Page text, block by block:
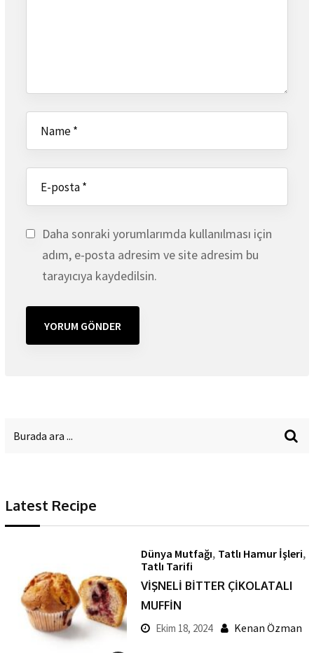
Daha sonraki yorumlarımda kullanılması için
adım, e-posta adresim ve site adresim bu
tarayıcıya kaydedilsin.
Latest Recipe
Dünya Mutfağı, Tatlı Hamur İşleri,
Tatlı Tarifi
VİŞNELİ BİTTER ÇİKOLATALI
MUFFİN
Ekim 18, 2024 Kenan Özman